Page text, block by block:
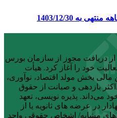
دریافت مجوز از سازمان بورس
بهادار، از آذر ماه ۱۴۰۱ فعالیت خود را آغاز کرد. هیأت
بخش مولد اقتصاد، نوآوری،
بازدهی و صیانت از حقوق
می‌داند. پذیره نویسی، تعهد
در عرضه های ثانویه یا از
مشابه/ اشخاص حقوقی واجد